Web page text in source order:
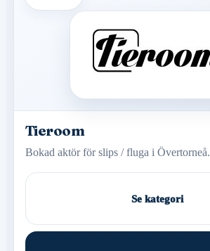
Tieroom
Bokad aktör för slips / fluga i Övertorneå.
Se kategori